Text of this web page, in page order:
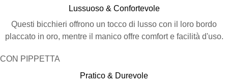
Lussuoso & Confortevole
Questi bicchieri offrono un tocco di lusso con il loro bordo
placcato in oro, mentre il manico offre comfort e facilità d'uso.
CON PIPPETTA
Pratico & Durevole